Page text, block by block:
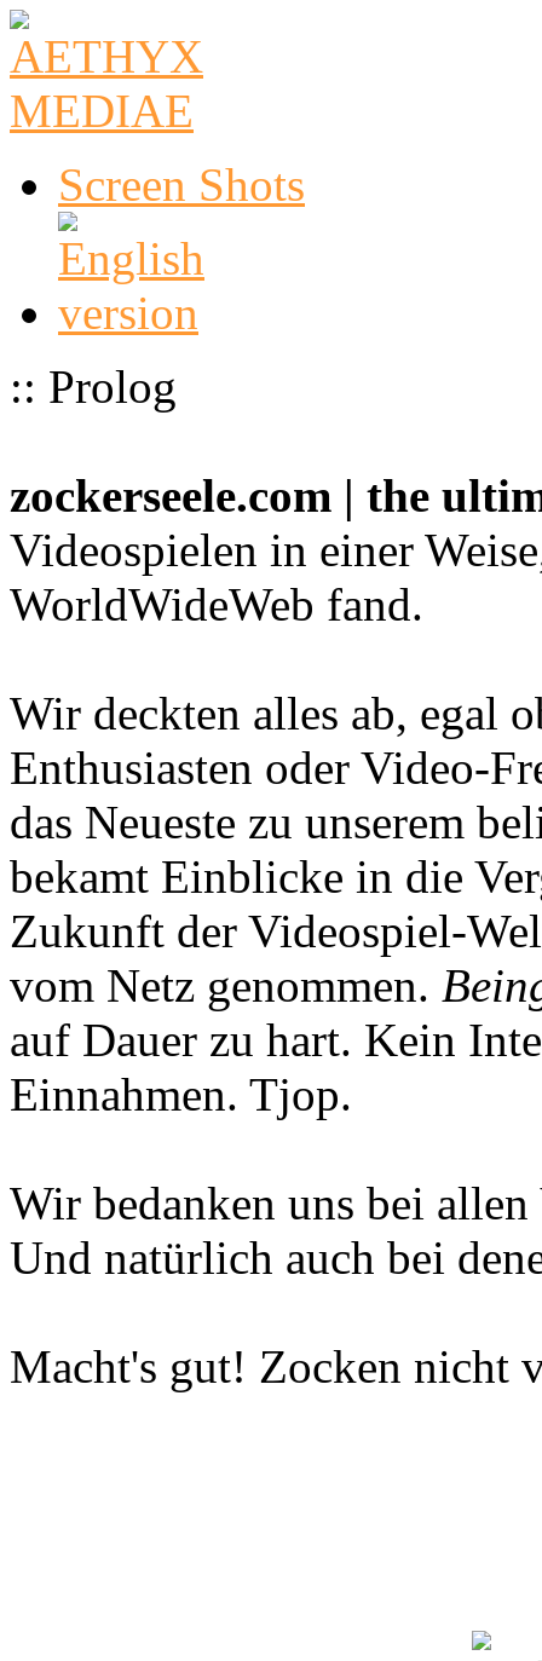
Screen Shots
:: Prolog
zockerseele.com | the
Videospielen in einer
WorldWideWeb fand.
Wir deckten alles ab, egal
Enthusiasten oder Video-
das Neueste zu unserem
bekamt Einblicke in die
Zukunft der Videospiel-
vom Netz genommen.
auf Dauer zu hart. Kein
Einnahmen. Tjop.
Wir bedanken uns bei
Und natürlich auch bei
Macht's gut! Zocken nicht